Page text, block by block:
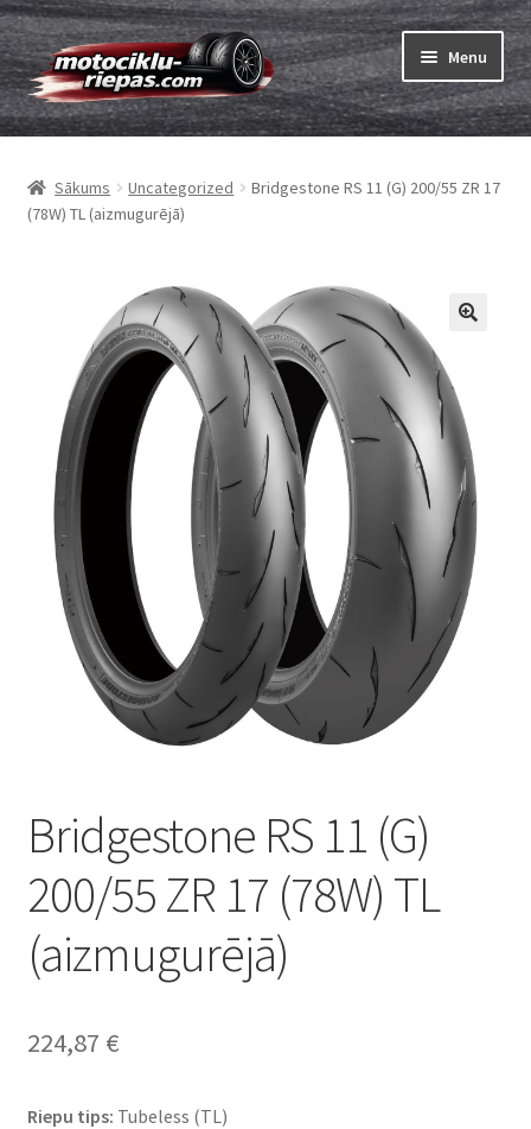
Skip
to
navigation
Skip
to
content
Menu
Riepas
Expand
menu
Kameras
Expand
Viss par riepām
Expand
Tests
Zīmoli
Expand
child
menu
Sākums Uncategorized
Bridgestone RS 11 (G) 200/55 ZR 17
(78W) TL (aizmugurējā)
Bridgestone RS 11 (G)
200/55 ZR 17 (78W) TL
(aizmugurējā)
224,87 €
Riepu tips: Tubeless (TL)